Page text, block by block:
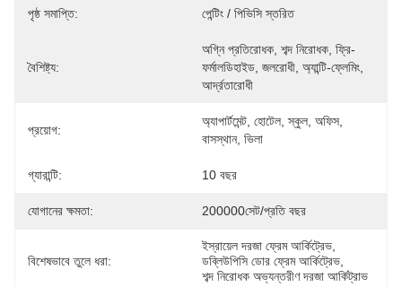
পৃষ্ঠ সমাপ্তি: পেন্টিং / পিভিসি স্তরিত
বৈশিষ্ট্য:
অগ্নি প্রতিরোধক, শব্দ নিরোধক, ফ্রি-
ফর্মালডিহাইড, জলরোধী, অ্যান্টি-ফ্লেমিং,
আর্দ্রতারোধী
প্রয়োগ:
অ্যাপার্টমেন্ট, হোটেল, স্কুল, অফিস,
বাসস্থান, ভিলা
গ্যারান্টি: 10 বছর
যোগানের ক্ষমতা: 200000সেট/প্রতি বছর
বিশেষভাবে তুলে ধরা:
ইস্রায়েল দরজা ফ্রেম আর্কিট্রেভ
ডব্লিউপিসি ডোর ফ্রেম আর্কিট্রেভ
শব্দ নিরোধক অভ্যন্তরীণ দরজা আর্কিট্রাভ